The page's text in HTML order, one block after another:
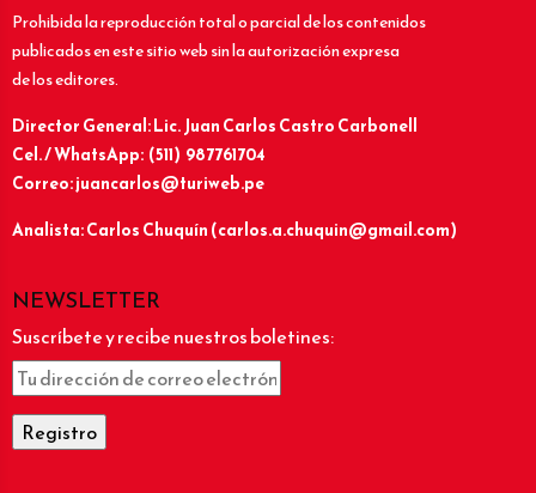
Prohibida la reproducción total o parcial de los contenidos
publicados en este sitio web sin la autorización expresa
de los editores.
Director General: Lic.Juan Carlos Castro Carbonell
Cel. / WhatsApp: (511) 987761704
Correo: juancarlos@turiweb.pe
Analista: Carlos Chuquín (carlos.a.chuquin@gmail.com)
NEWSLETTER
Suscríbete y recibe nuestros boletines: